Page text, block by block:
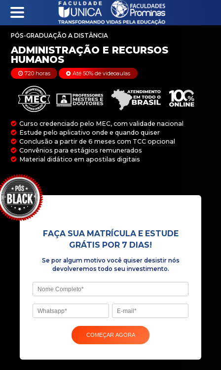
PÓS-GRADUAÇÃO A DISTÂNCIA
ADMINISTRAÇÃO E
HUMANOS
720 horas Até 50% de videoaulas
Estude pelo aplicativo onde e quando quiser
Conclusão a partir de 6 meses com TCC
Convênios para estágios remunerados
Material didático em apostilas digitais